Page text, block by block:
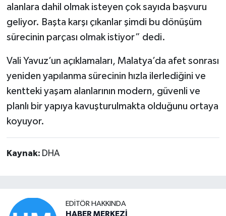
alanlara dahil olmak isteyen çok sayıda başvuru
geliyor. Başta karşı çıkanlar şimdi bu dönüşüm
sürecinin parçası olmak istiyor” dedi.
Vali Yavuz’un açıklamaları, Malatya’da afet sonrası
yeniden yapılanma sürecinin hızla ilerlediğini ve
kentteki yaşam alanlarının modern, güvenli ve
planlı bir yapıya kavuşturulmakta olduğunu ortaya
koyuyor.
Kaynak: DHA
EDITÖR HAKKINDA
HABER MERKEZİ